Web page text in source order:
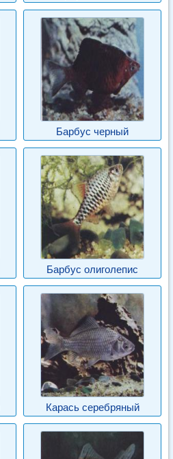
Барбус черный
Барбус олиголепис
Карась серебряный